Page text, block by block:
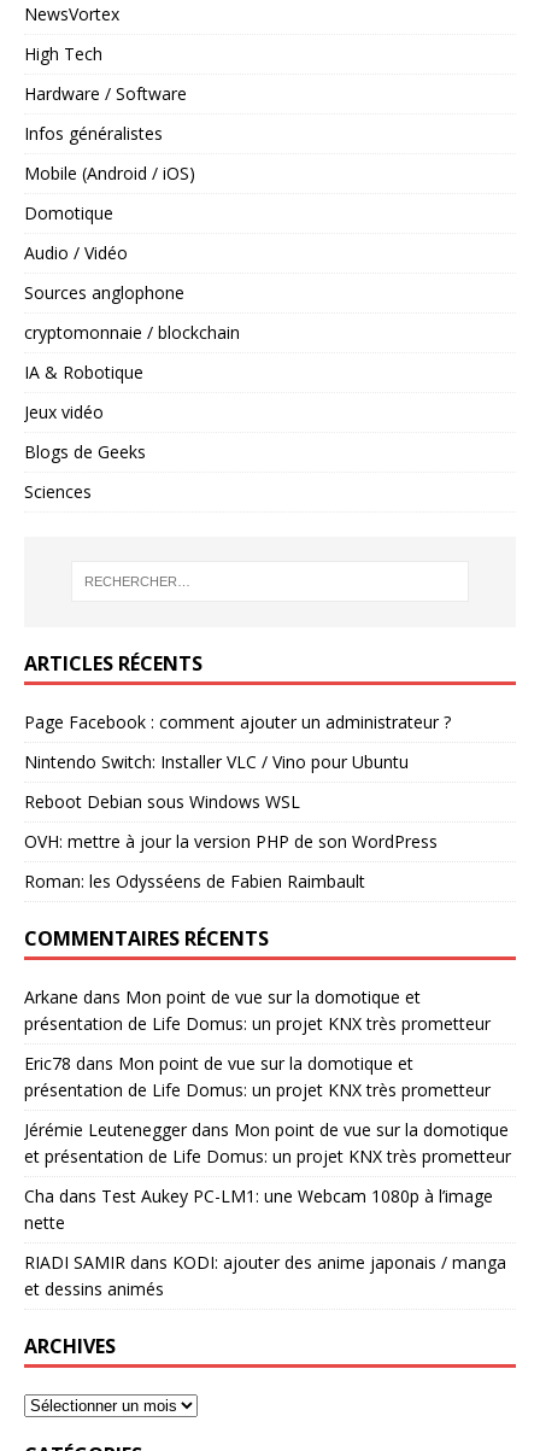
NewsVortex
High Tech
Hardware / Software
Infos généralistes
Mobile (Android / iOS)
Domotique
Audio / Vidéo
Sources anglophone
cryptomonnaie / blockchain
IA & Robotique
Jeux vidéo
Blogs de Geeks
Sciences
ARTICLES RÉCENTS
Page Facebook : comment ajouter un administrateur ?
Nintendo Switch: Installer VLC / Vino pour Ubuntu
Reboot Debian sous Windows WSL
OVH: mettre à jour la version PHP de son WordPress
Roman: les Odysséens de Fabien Raimbault
COMMENTAIRES RÉCENTS
Arkane dans Mon point de vue sur la domotique et
présentation de Life Domus: un projet KNX très prometteur
Eric78 dans Mon point de vue sur la domotique et
présentation de Life Domus: un projet KNX très prometteur
Jérémie Leuteneggerdans Mon point de vue sur la domotique
et présentation de Life Domus: un projet KNX très prometteur
Cha dans Test Aukey PC-LM1: une Webcam 1080p à l’image
nette
RIADI SAMIR dans KODI: ajouter des anime japonais / manga
et dessins animés
ARCHIVES